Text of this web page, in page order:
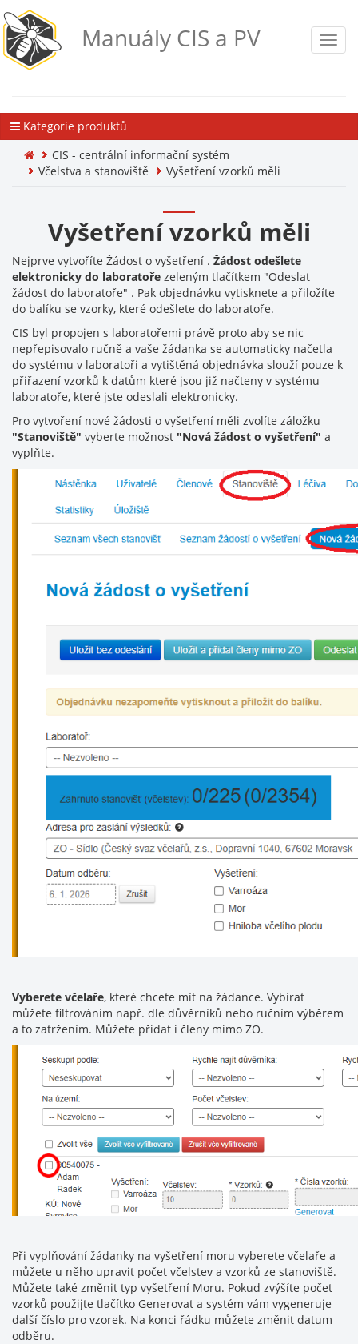
Manuály CIS a PV
Kategorie produktů
CIS - centrální informační systém
Včelstva a stanoviště
Vyšetření vzorků měli
Vyšetření vzorků měli
Nejprve vytvoříte Žádost o vyšetření . Žádost odešlete
elektronicky do laboratoře zeleným tlačítkem "Odeslat
žádost do laboratoře" . Pak objednávku vytisknete a přiložíte
do balíku se vzorky, které odešlete do laboratoře.
CIS byl propojen s laboratořemi právě proto aby se nic
nepřepisovalo ručně a vaše žádanka se automaticky načetla
do systému v laboratoři a vytištěná objednávka slouží pouze k
přiřazení vzorků k datům které jsou již načteny v systému
laboratoře, které jste odeslali elektronicky.
Pro vytvoření nové žádosti o vyšetření měli zvolíte záložku
"Stanoviště" vyberte možnost "Nová žádost o vyšetření" a
vyplňte.
Vyberete včelaře, které chcete mít na žádance. Vybírat
můžete filtrováním např. dle důvěrníků nebo ručním výběrem
a to zatržením. Můžete přidat i členy mimo ZO.
Při vyplňování žádanky na vyšetření moru vyberete včelaře a
můžete u něho upravit počet včelstev a vzorků ze stanoviště.
Můžete také změnit typ vyšetření Moru. Pokud zvýšíte počet
vzorků použijte tlačítko Generovat a systém vám vygeneruje
další číslo pro vzorek. Na konci řádku můžete změnit datum
odběru.